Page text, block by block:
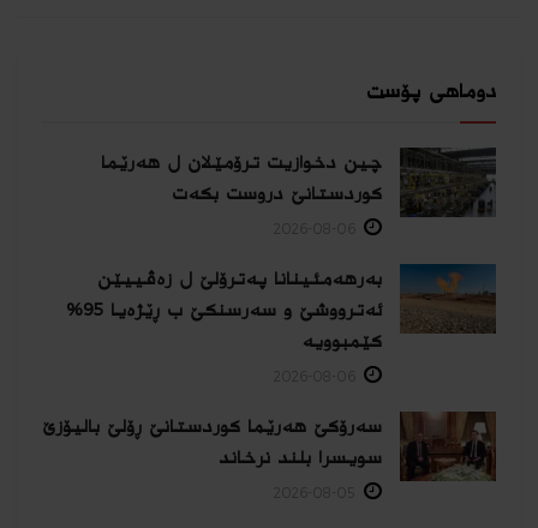
دوماهی پۆست
چین دخوازیت ترۆمێلان ل هەرێما
كوردستانێ دروست بكەت
بەرهەمئینانا په‌ترۆلێ ل زه‌ڤییێن
ئەترووشێ و سەرسنكێ ب ڕێژەیا 95%
كێمبوویە
سەرۆکێ هەرێما کوردستانێ ڕۆلێ بالیۆزێ
سویسرا بلند نرخاند